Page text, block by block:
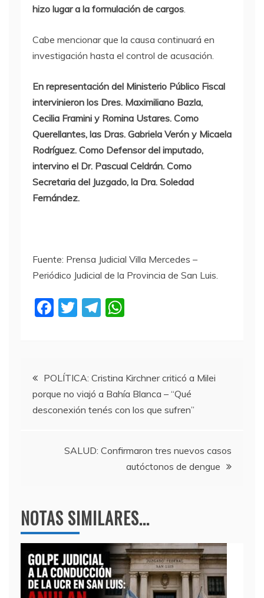
hizo lugar a la formulación de cargos.
Cabe mencionar que la causa continuará en
investigación hasta el control de acusación.
En representación del Ministerio Público Fiscal
intervinieron los Dres. Maximiliano Bazla,
Cecilia Framini y Romina Ustares. Como
Querellantes, las Dras. Gabriela Verón y Micaela
Rodríguez. Como Defensor del imputado,
intervino el Dr. Pascual Celdrán. Como
Secretaria del Juzgado, la Dra. Soledad
Fernández.
Fuente: Prensa Judicial Villa Mercedes –
Periódico Judicial de la Provincia de San Luis.
F
b
o
o
T
T
a
m
A
p
p
Navegación
de
POLÍTICA: Cristina Kirchner criticó a Milei
porque no viajó a Bahía Blanca – “Qué
desconexión tenés con los que sufren”
SALUD: Confirmaron tres nuevos casos
autóctonos de dengue
NOTAS SIMILARES...